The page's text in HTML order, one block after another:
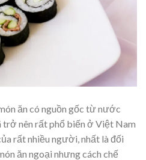
ăn có nguồn gốc từ nước
trở nên rất phổ biến ở Việt Nam
rất nhiều người, nhất là đối
ăn ngoại nhưng cách chế